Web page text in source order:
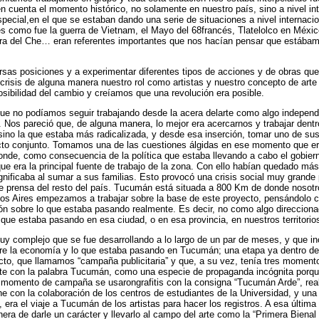
cuenta el momento histórico, no solamente en nuestro país, sino a nivel
el que se estaban dando una serie de situaciones a nivel
como fue la guerra de Vietnam, el Mayo del 68francés, Tlatelolco en
del Che… eran referentes importantes que nos hacían pensar que
posiciones y a experimentar diferentes tipos de acciones y de obras
de alguna manera nuestro rol como artistas y nuestro concepto de
del cambio y creíamos que una revolución era posible.
no podíamos seguir trabajando desde la acera delarte como algo
pareció que, de alguna manera, lo mejor era acercarnos y trabajar
la que estaba más radicalizada, y desde esa inserción, tomar uno de
conjunto. Tomamos una de las cuestiones álgidas en ese momento que
como consecuencia de la política que estaba llevando a cabo el
era la principal fuente de trabajo de la zona. Con ello habían quedado
al sumar a sus familias. Esto provocó una crisis social muy grande
prensa del resto del país. Tucumán está situada a 800 Km de donde
Aires empezamos a trabajar sobre la base de este proyecto, pensándolo
sobre lo que estaba pasando realmente. Es decir, no como algo
estaba pasando en esa ciudad, o en esa provincia, en nuestros
complejo que se fue desarrollando a lo largo de un par de meses, y que
la economía y lo que estaba pasando en Tucumán; una etapa ya dentro
que llamamos “campaña publicitaria” y que, a su vez, tenía tres
con la palabra Tucumán, como una especie de propaganda incógnita
de campaña se usarongrafitis con la consigna “Tucumán Arde”,
con la colaboración de los centros de estudiantes de la Universidad, y
era el viaje a Tucumán de los artistas para hacer los registros. A esa última
de darle un carácter y llevarlo al campo del arte como la “Primera Bienal